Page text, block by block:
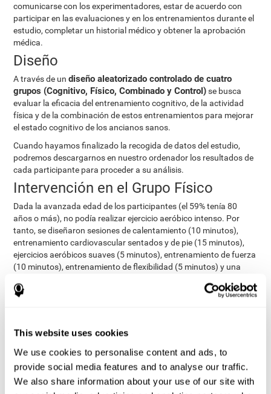
This website uses cookies
We use cookies to personalise content and ads, to
provide social media features and to analyse our traffic.
We also share information about your use of our site with
comunicarse con los experimentadores, estar de acuerdo con
participar en las evaluaciones y en los entrenamientos durante el
estudio, completar un historial médico y obtener la aprobación
médica.
Diseño
A través de undiseño aleatorizado controlado de cuatro
grupos (Cognitivo, Físico, Combinado y Control)se busca
evaluar la eficacia del entrenamiento cognitivo, de la actividad
física y de la combinación de estos entrenamientos para mejorar
el estado cognitivo de los ancianos sanos.
Cuando hayamos finalizado la recogida de datos del estudio,
podremos descargarnos en nuestro ordenador los resultados de
cada participante para proceder a su análisis.
Intervención en el Grupo Físico
Dada la avanzada edad de los participantes (el 59% tenía 80
años o más), no podía realizar ejercicio aeróbico intenso. Por
tanto, se diseñaron sesiones de calentamiento (10 minutos),
entrenamiento cardiovascular sentados y de pie (15 minutos),
ejercicios aeróbicos suaves (5 minutos), entrenamiento de fuerza
(10 minutos), entrenamiento de flexibilidad (5 minutos) y una
realizar la sesión completa de ejercicio, realizaron las actividades
Los participantes del Grupo Combinado compatibilizaron el
entrenamiento del Grupo Cognitivo (usando CogniFit) con el
entrenamiento del Grupo Físico. Como resultado, estos
participantes realizaron el doble de actividades que los de los
grupos de entrenamiento exclusivamente cognitivo o físico.